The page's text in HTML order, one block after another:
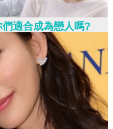
適合成為戀人嗎?